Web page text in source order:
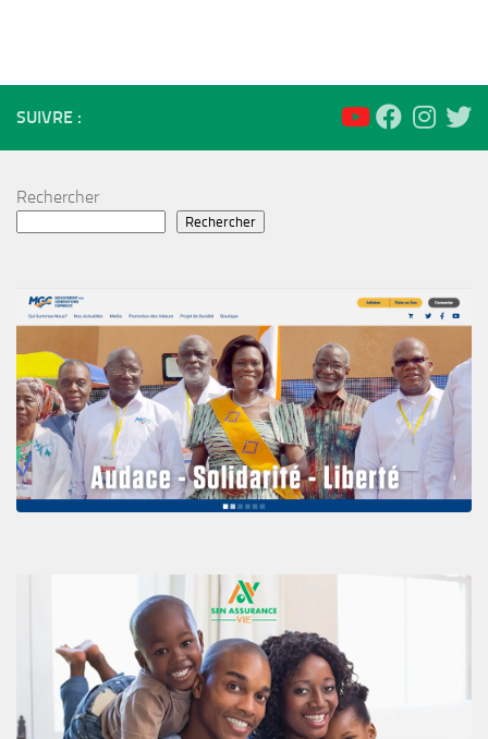
SUIVRE :
Rechercher
Rechercher